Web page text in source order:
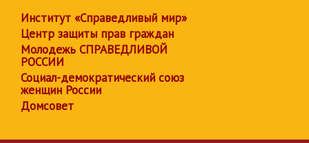
Институт «Справедливый мир»
Центр защиты прав граждан
Молодежь СПРАВЕДЛИВОЙ
РОССИИ
Социал-демократический союз
женщин России
Домсовет